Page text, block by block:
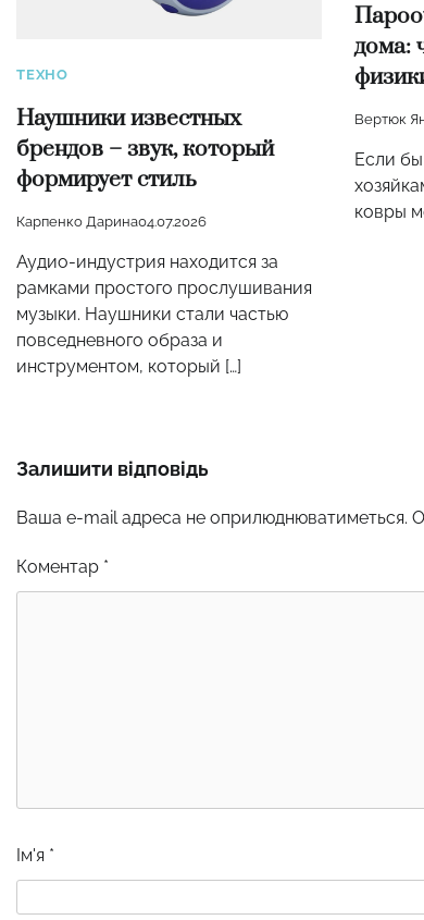
ТЕХНО
Наушники известных
брендов – звук, который
формирует стиль
Карпенко Дарина04.07.2026
Аудио-индустрия находится за
рамками простого прослушивания
музыки. Наушники стали частью
повседневного образа и
инструментом, который […]
дома:
Вертюк
Если бы
ковры
Залишити відповідь
Ваша e-mail адреса не оприлюднюватиметься.
Коментар *
Ім'я *